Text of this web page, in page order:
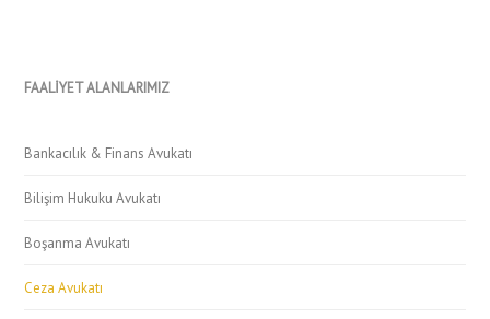
FAALİYET ALANLARIMIZ
Bankacılık & Finans Avukatı
Bilişim Hukuku Avukatı
Boşanma Avukatı
Ceza Avukatı